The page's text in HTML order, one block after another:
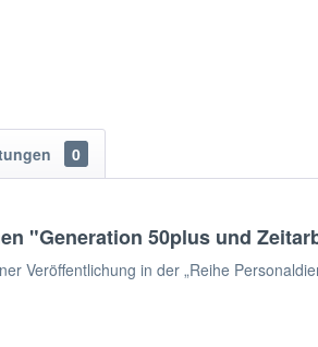
0
"Generation 50plus und
Veröffentlichung in der „Reihe